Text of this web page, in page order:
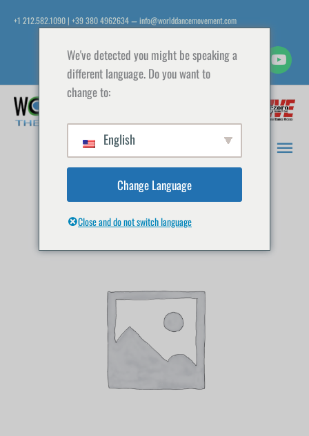
+1 212.582.1090 | +39 380 4962634 — info@worlddancemovement.com
We've detected you might be speaking a
different language. Do you want to
change to:
English
Change Language
Close and do not switch language